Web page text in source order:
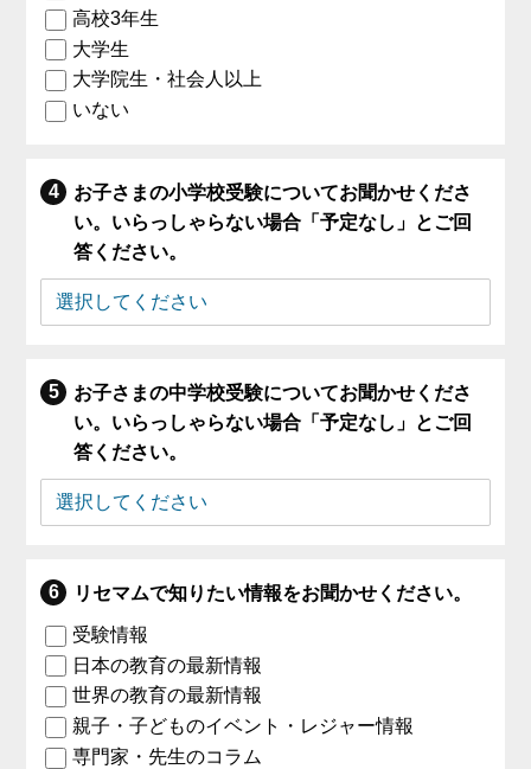
高校3年生
大学生
大学院生・社会人以上
いない
お子さまの小学校受験についてお聞かせくださ
い。いらっしゃらない場合「予定なし」とご回
答ください。
お子さまの中学校受験についてお聞かせくださ
い。いらっしゃらない場合「予定なし」とご回
答ください。
リセマムで知りたい情報をお聞かせください。
受験情報
日本の教育の最新情報
世界の教育の最新情報
親子・子どものイベント・レジャー情報
専門家・先生のコラム